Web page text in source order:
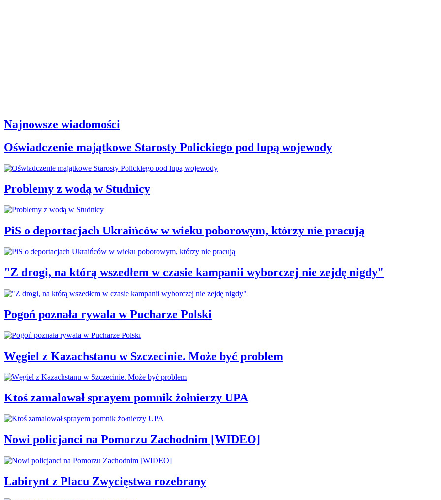
Najnowsze wiadomości
Oświadczenie majątkowe Starosty Polickiego pod lupą wojewody
Problemy z wodą w Studnicy
PiS o deportacjach Ukraińców w wieku poborowym, którzy nie pracują
"Z drogi, na którą wszedłem w czasie kampanii wyborczej nie zejdę nigdy"
Pogoń poznała rywala w Pucharze Polski
Węgiel z Kazachstanu w Szczecinie. Może być problem
Ktoś zamalował sprayem pomnik żołnierzy UPA
Nowi policjanci na Pomorzu Zachodnim [WIDEO]
Labirynt z Placu Zwycięstwa rozebrany